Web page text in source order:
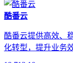
酷番云
酷番云提供高效、
化转型，提升业务